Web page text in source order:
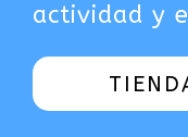
actividad y